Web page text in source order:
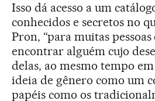
Isso dá acesso a um
conhecidos e secretos no
Pron, “para muitas
encontrar alguém cujo
delas, ao mesmo tempo
ideia de gênero como um
papéis como os